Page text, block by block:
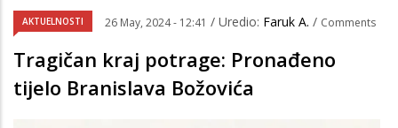
AKTUELNOSTI 26 May, 2024 - 12:41 / Uredio: Faruk A. / Comments
Tragičan kraj potrage: Pronađeno
tijelo Branislava Božovića